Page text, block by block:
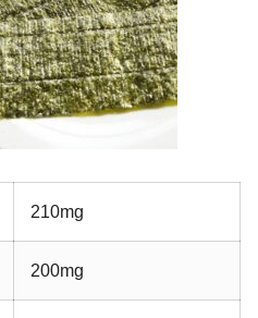
210mg
200mg